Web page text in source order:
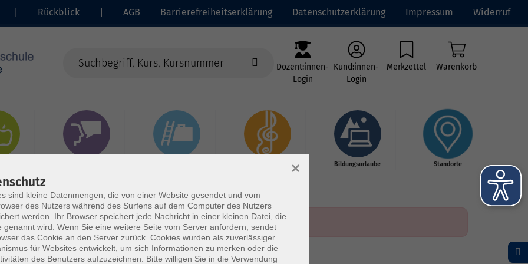
Rückblick AGB Barrierefreiheitserklärung Datenschutzerklärung Impressum Widerruf
Dozent:innen-
Login
Kund:innen-
Login
Merkzettel Warenkorb
Bildungsurlaube Standorte
sind kleine Datenmengen, die von einer Website gesendet und vom
des Nutzers während des Surfens auf dem Computer des Nutzers
werden. Ihr Browser speichert jede Nachricht in einer kleinen Datei, die
genannt wird. Wenn Sie eine weitere Seite vom Server anfordern, sendet
das Cookie an den Server zurück. Cookies wurden als zuverlässiger
für Websites entwickelt, um sich Informationen zu merken oder die
des Benutzers aufzuzeichnen. Bitte willigen Sie in die Verwendung
×